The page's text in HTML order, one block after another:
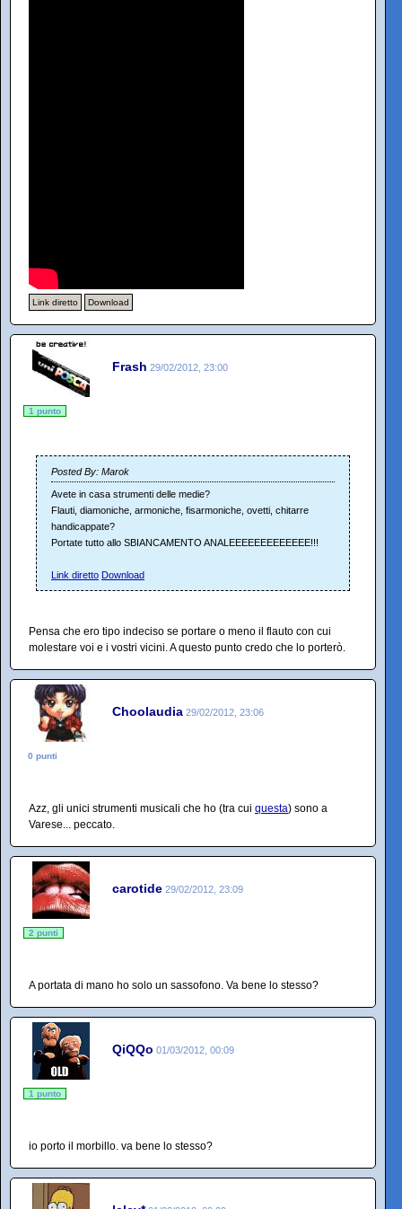
Link diretto Download
Frash 29/02/2012, 23:00
1 punto
Posted By: Marok
Avete in casa strumenti delle medie?
Flauti, diamoniche, armoniche, fisarmoniche, ovetti, chitarre
handicappate?
Portate tutto allo SBIANCAMENTO ANALEEEEEEEEEEEEE!!!
Link diretto Download
Pensa che ero tipo indeciso se portare o meno il flauto con cui
molestare voi e i vostri vicini. A questo punto credo che lo porterò.
Choolaudia 29/02/2012, 23:06
0 punti
Azz, gli unici strumenti musicali che ho (tra cui questa) sono a
Varese... peccato.
carotide 29/02/2012, 23:09
2 punti
A portata di mano ho solo un sassofono. Va bene lo stesso?
QiQQo 01/03/2012, 00:09
1 punto
io porto il morbillo. va bene lo stesso?